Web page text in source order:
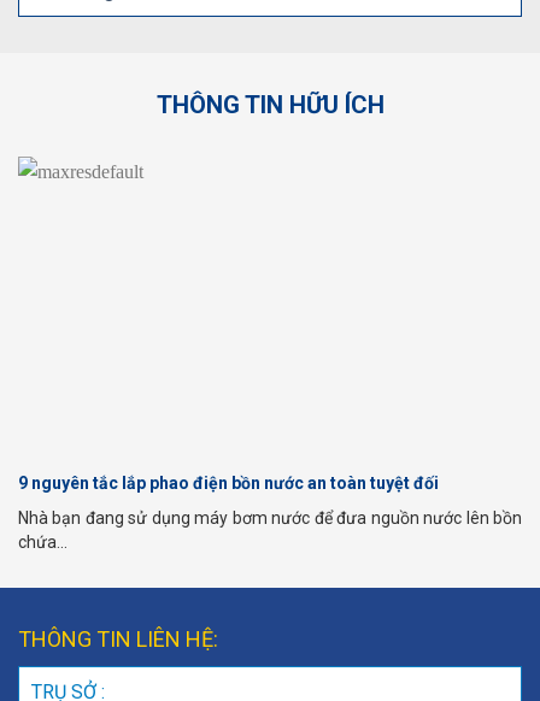
THÔNG TIN HỮU ÍCH
9 nguyên tắc lắp phao điện bồn nước an toàn tuyệt đối
Nhà bạn đang sử dụng máy bơm nước để đưa nguồn nước lên bồn
chứa...
THÔNG TIN LIÊN HỆ:
TRỤ SỞ :